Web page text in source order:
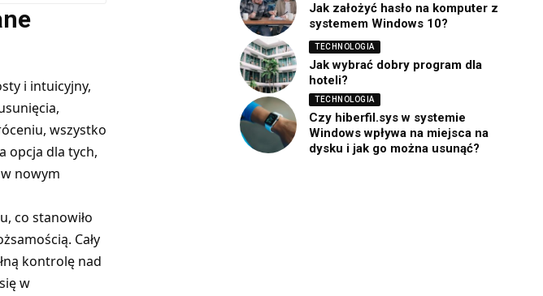
i intuicyjny,
wszystko
opcja dla tych,
nowym
co stanowiło
Cały
kontrolę nad
w
Jak założyć hasło na komputer z
systemem Windows 10?
TECHNOLOGIA
Jak wybrać dobry program dla
hoteli?
TECHNOLOGIA
Czy hiberfil.sys w systemie
Windows wpływa na miejsca na
dysku i jak go można usunąć?